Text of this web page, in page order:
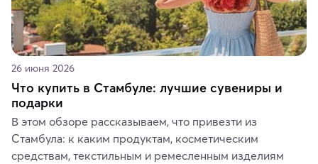
26 июня 2026
Что купить в Стамбуле: лучшие сувениры и
подарки
В этом обзоре рассказываем, что привезти из
Стамбула: к каким продуктам, косметическим
средствам, текстильным и ремесленным изделиям